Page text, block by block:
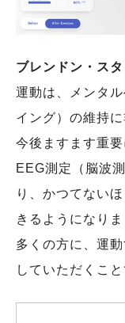
ブレンドン・ス
運動は、メンタ
イング）の維持
今後ますます重
EEG測定（脳波
り、かつてない
きるようになり
多くの方に、運
していただくこと